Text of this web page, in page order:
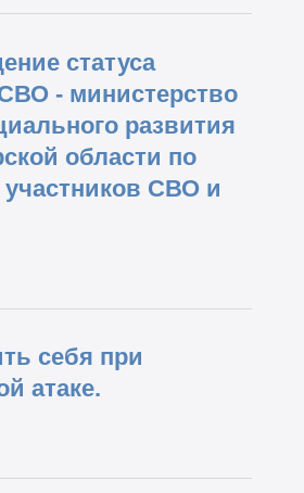
статуса
- министерство
развития
области по
СВО и
себя при
атаке.